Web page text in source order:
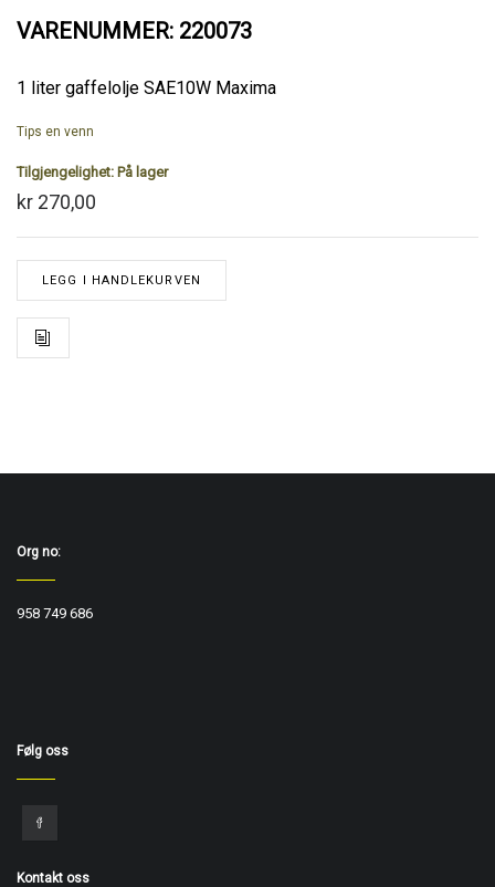
VARENUMMER: 220073
1 liter gaffelolje SAE10W Maxima
Tips en venn
Tilgjengelighet: På lager
kr 270,00
LEGG I HANDLEKURVEN
Org no:
958 749 686
Følg oss
Kontakt oss